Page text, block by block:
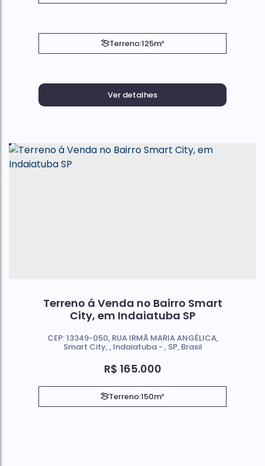
Terreno:125m²
Ver detalhes
Terreno á Venda no Bairro Smart
City, em Indaiatuba SP
R$ 165.000
CEP: 13349-050, RUA IRMÃ MARIA ANGÉLICA,
Smart City , Indaiatuba , SP, Brasil
Terreno:150m²